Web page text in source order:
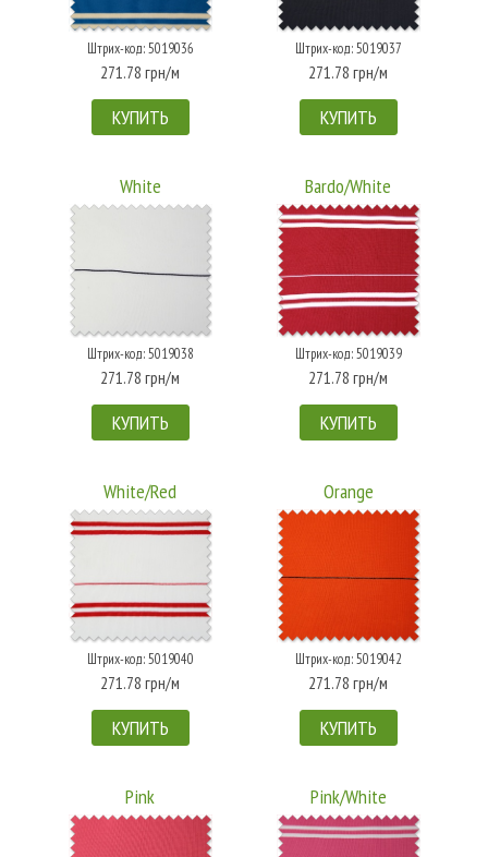
Штрих-код: 5019036
271.78 грн/м
КУПИТЬ
Штрих-код: 5019037
271.78 грн/м
КУПИТЬ
White
Штрих-код: 5019038
271.78 грн/м
КУПИТЬ
Bardo/White
Штрих-код: 5019039
271.78 грн/м
КУПИТЬ
White/Red
Штрих-код: 5019040
271.78 грн/м
КУПИТЬ
Orange
Штрих-код: 5019042
271.78 грн/м
КУПИТЬ
Pink Pink/White